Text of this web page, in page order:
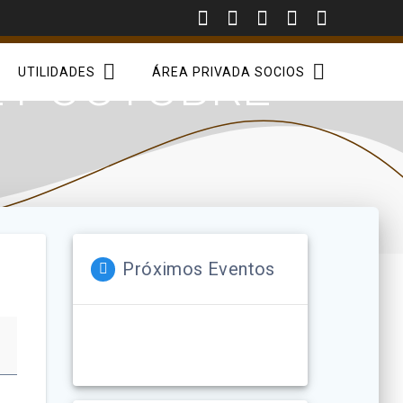
UTILIDADES ÁREA PRIVADA SOCIOS
OCTUBRE
Próximos Eventos